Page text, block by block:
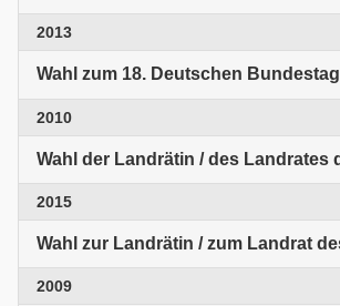
2013
Wahl zum 18. Deutschen Bundestag
2010
2015
2009